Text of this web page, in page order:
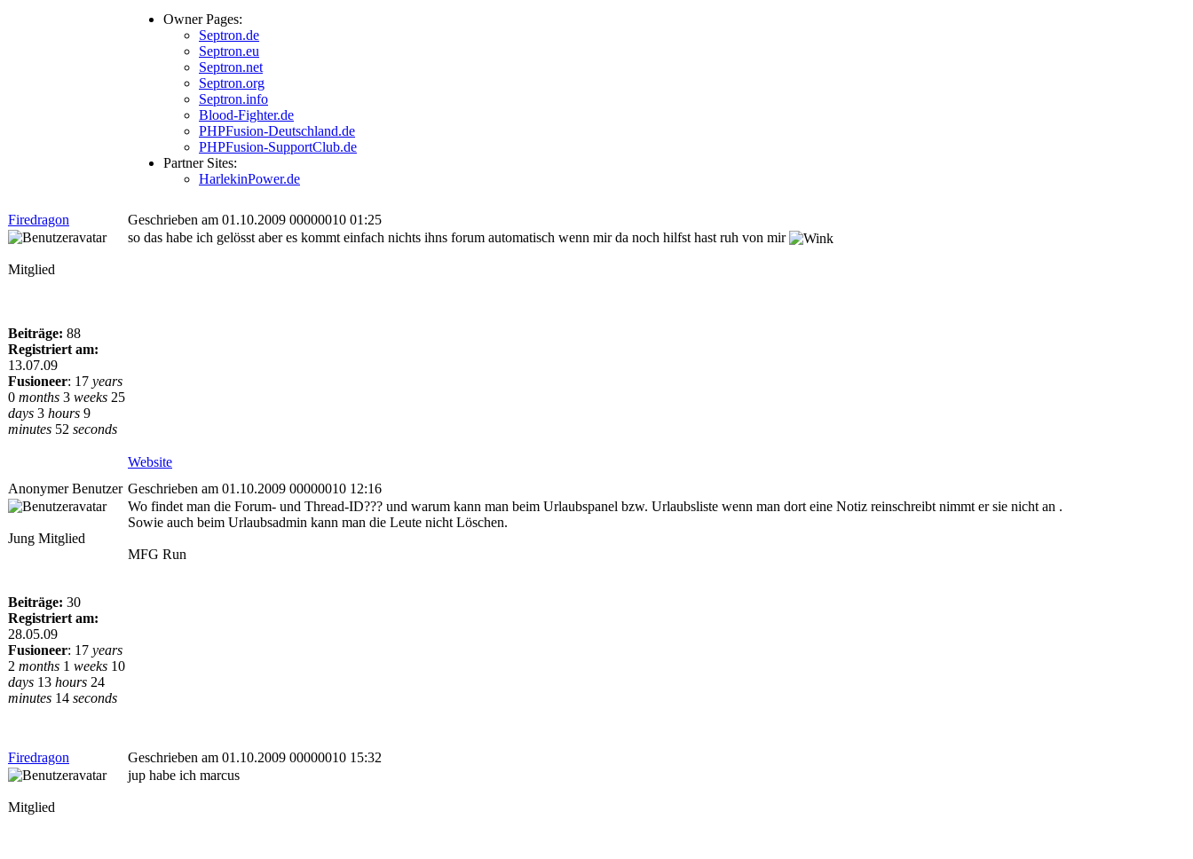
Owner Pages:
Septron.de
Septron.eu
Septron.net
Septron.org
Septron.info
Blood-Fighter.de
PHPFusion-Deutschland.de
PHPFusion-SupportClub.de
Partner Sites:
HarlekinPower.de
Firedragon Geschrieben am 01.10.2009 00000010 01:25
Mitglied
Beiträge: 88
Registriert am:
13.07.09
Fusioneer: 17 years
0 months 3 weeks 25
days 3 hours 9
minutes 52 seconds
so das habe ich gelösst aber es kommt einfach nichts ihns forum automatisch wenn mir da noch hilfst hast ruh von mir
Website
Anonymer Benutzer Geschrieben am 01.10.2009 00000010 12:16
Jung Mitglied
Beiträge: 30
Registriert am:
28.05.09
Fusioneer: 17 years
2 months 1 weeks 10
days 13 hours 24
minutes 14 seconds
Wo findet man die Forum- und Thread-ID??? und warum kann man beim Urlaubspanel bzw. Urlaubsliste wenn man dort eine Notiz reinschreibt nimmt er sie nicht an .
Sowie auch beim Urlaubsadmin kann man die Leute nicht Löschen.
MFG Run
Firedragon Geschrieben am 01.10.2009 00000010 15:32
Mitglied
jup habe ich marcus